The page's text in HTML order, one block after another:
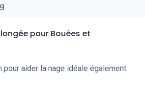
pour Bouées et
pour aider la nage idéale également